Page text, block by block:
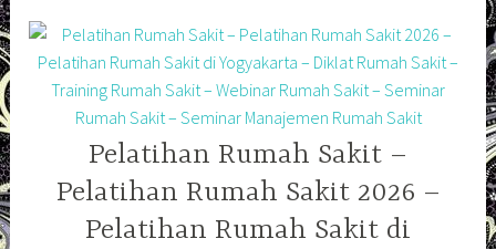
Pelatihan Rumah Sakit –
Pelatihan Rumah Sakit 2026 –
Pelatihan Rumah Sakit di